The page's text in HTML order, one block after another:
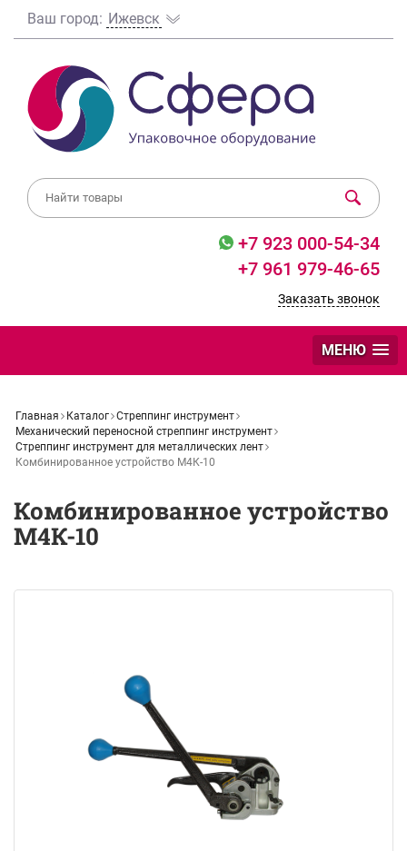
Ваш город: Ижевск
+7 923 000-54-34
+7 961 979-46-65
Заказать звонок
МЕНЮ
Главная Каталог Стреппинг инструмент
Механический переносной стреппинг инструмент
Стреппинг инструмент для металлических лент
Комбинированное устройство М4К-10
Комбинированное устройство
М4К-10